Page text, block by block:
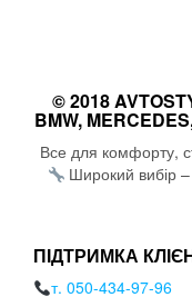
© 2018
BMW,
Все для комфорту,
Широкий вибір –
ПІДТРИМКА
т. 050-434-97-96